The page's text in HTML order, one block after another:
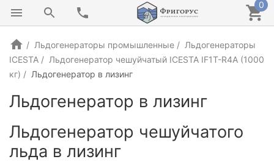
0
Льдогенераторы промышленные
Льдогенераторы
ICESTA
Льдогенератор чешуйчатый ICESTA IF1T-R4A (1000
кг)
Льдогенератор в лизинг
Льдогенератор в лизинг
Льдогенератор чешуйчатого
льда в лизинг